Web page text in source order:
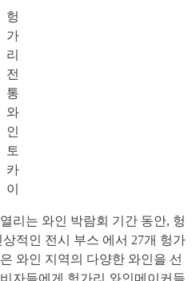
헝
가
리
전
통
와
인
토
카
이
리는 와인 박람회 기간 동안, 헝
적인 전시 부스 에서 27개 헝가
와인 지역의 다양한 와인을 선
자들에게 헝가리 와인메이커들